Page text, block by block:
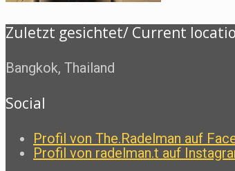
Zuletzt gesichtet/ Current
Bangkok, Thailand
Social
Profil von The.Radelman auf
Profil von radelman.t auf